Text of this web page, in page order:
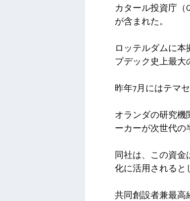
カタール投資庁（
が含まれた。
ロッテルダムに
プデック史上最大
昨年7月にはテマ
オランダの研究機
ーカーが次世代の
同社は、この資
化に活用されると
共同創設者兼最高